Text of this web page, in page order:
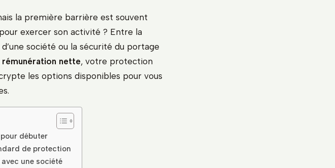
la première barrière est souvent
exercer son activité ? Entre la
société ou la sécurité du portage
rémunération nette, votre protection
les options disponibles pour vous
débuter
de protection
avec une société